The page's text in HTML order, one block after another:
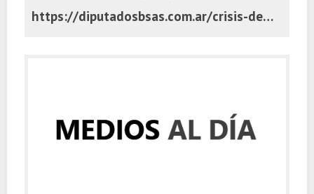
https://diputadosbsas.com.ar/crisis-del-ioma-oposicion-sesion-especial/